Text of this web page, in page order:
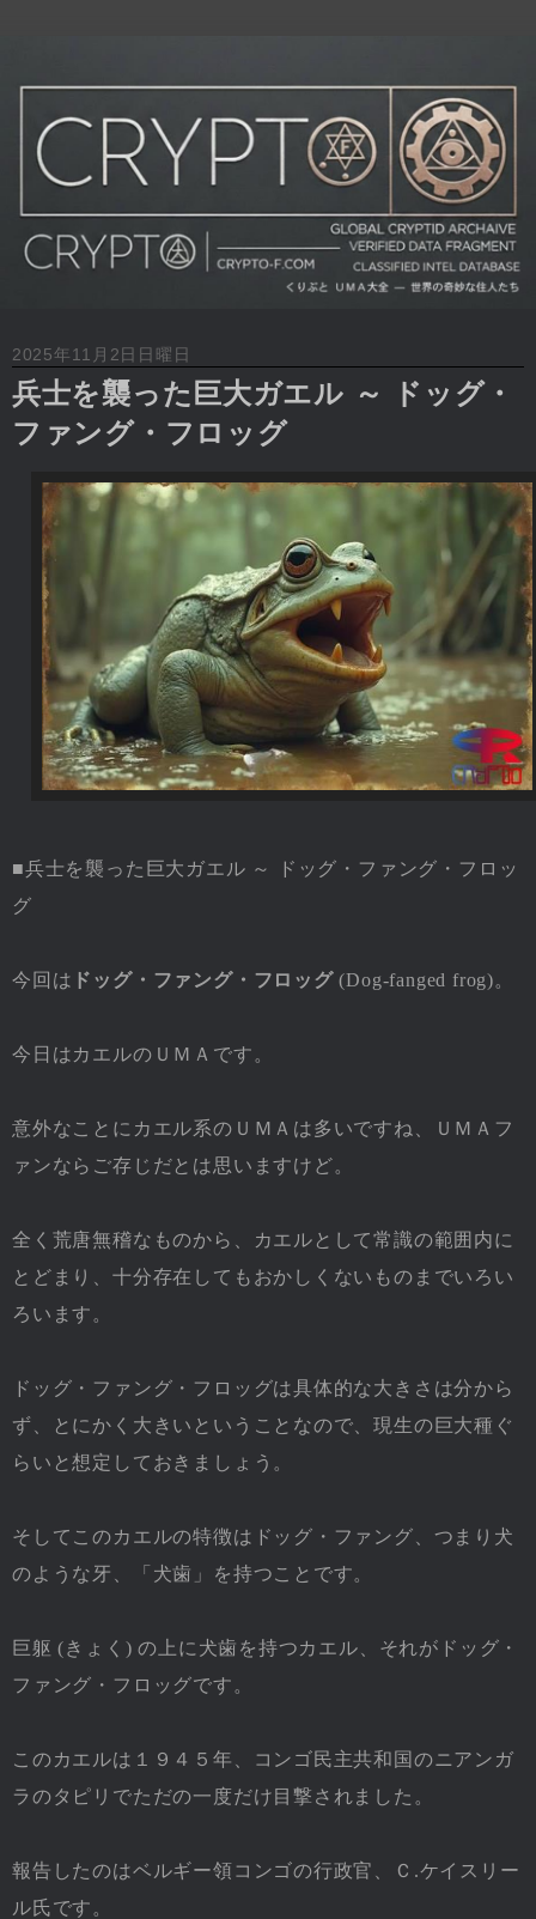
2025年11月2日日曜日
兵士を襲った巨大ガエル ～ ドッグ・
ファング・フロッグ
■兵士を襲った巨大ガエル ～ ドッグ・ファング・フロッ
グ
今回は ドッグ・ファング・フロッグ(Dog-fanged frog)。
今日はカエルのＵＭＡです。
意外なことにカエル系のＵＭＡは多いですね、ＵＭＡフ
ァンならご存じだとは思いますけど。
全く荒唐無稽なものから、カエルとして常識の範囲内に
とどまり、十分存在してもおかしくないものまでいろい
ろいます。
ドッグ・ファング・フロッグは具体的な大きさは分から
ず、とにかく大きいということなので、現生の巨大種ぐ
らいと想定しておきましょう。
そしてこのカエルの特徴はドッグ・ファング、つまり犬
のような牙、「犬歯」を持つことです。
巨躯 (きょく) の上に犬歯を持つカエル、それがドッグ・
ファング・フロッグです。
このカエルは１９４５年、コンゴ民主共和国のニアンガ
ラのタピリでただの一度だけ目撃されました。
報告したのはベルギー領コンゴの行政官、Ｃ.ケイスリー
ル氏です。